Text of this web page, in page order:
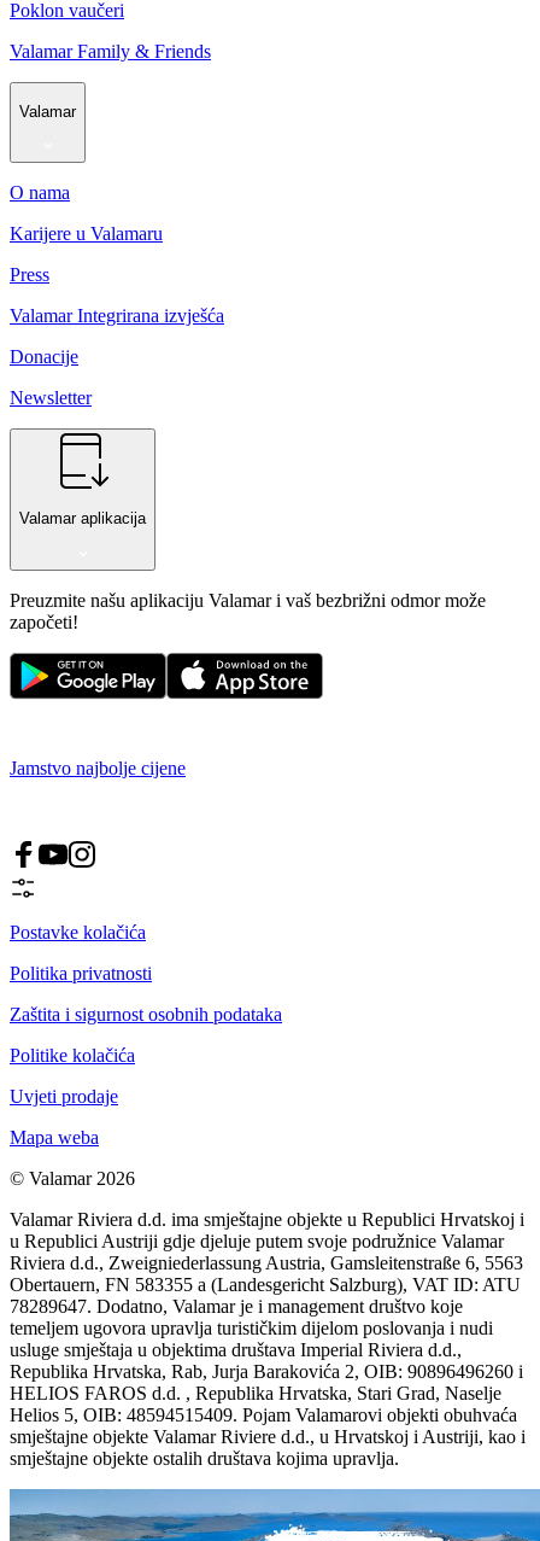
Poklon vaučeri
Valamar Family & Friends
Valamar
O nama
Karijere u Valamaru
Press
Valamar Integrirana izvješća
Donacije
Newsletter
Valamar aplikacija
Preuzmite našu aplikaciju Valamar i vaš bezbrižni odmor može
započeti!
Jamstvo najbolje cijene
Postavke kolačića
Politika privatnosti
Zaštita i sigurnost osobnih podataka
Politike kolačića
Uvjeti prodaje
Mapa weba
© Valamar 2026
Valamar Riviera d.d. ima smještajne objekte u Republici Hrvatskoj i
u Republici Austriji gdje djeluje putem svoje podružnice Valamar
Riviera d.d., Zweigniederlassung Austria, Gamsleitenstraße 6, 5563
Obertauern, FN 583355 a (Landesgericht Salzburg), VAT ID: ATU
78289647. Dodatno, Valamar je i management društvo koje
temeljem ugovora upravlja turističkim dijelom poslovanja i nudi
usluge smještaja u objektima društava Imperial Riviera d.d.,
Republika Hrvatska, Rab, Jurja Barakovića 2, OIB: 90896496260 i
HELIOS FAROS d.d. , Republika Hrvatska, Stari Grad, Naselje
Helios 5, OIB: 48594515409. Pojam Valamarovi objekti obuhvaća
smještajne objekte Valamar Riviere d.d., u Hrvatskoj i Austriji, kao i
smještajne objekte ostalih društava kojima upravlja.